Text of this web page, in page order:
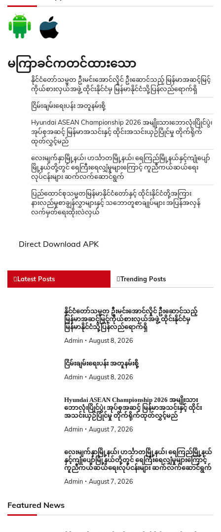
မကြာခင်ကတင်ထားသော
နိုင်ငံတော်သမ္မတ ဦးမင်းအောင်လှိုင် ဦးဆောင်သည့် မြန်မာအဆင့်မြင့်
ကိုယ်စားလှယ်အဖွဲ့ ထိုင်းနိုင်ငံမှ မြန်မာနိုင်ငံသို့ပြန်လည်ရောက်ရှိ
ငြိမ်းချမ်းရေးပန်း အတူနမ်းစို့
Hyundai ASEAN Championship 2026 အမျိုးသားဘောလုံးပြိုင်ပွဲ၊
အုပ်စုအဆင့် မြန်မာအသင်းနှင့် ထိုင်းအသင်းယှဉ်ပြိုင်မှု တိုက်ရိုက်
ထုတ်လွှင့်မည်
လေးမျက်နှာမြို့နယ်၊ ဟင်္သာတမြို့နယ်၊ ရေကြည်မြို့နယ်နှင့်ကျုံပျော်
မြို့နယ်တို့တွင် ရေကြီးရေလျှံမှုများကြောင့် ကူညီကယ်ဆယ်ရေး
လုပ်ငန်းများ ဆက်လက်ဆောင်ရွက်
ပြည်ထောင်စုသမ္မတမြန်မာနိုင်ငံတော်နှင့် ထိုင်းနိုင်ငံတို့အကြား
နားလည်မှုစာချွန်လွှာများနှင့် သဘောတူစာချုပ်များ အပြန်အလှန်
လက်မှတ်ရေးထိုးလဲလှယ်
Direct Download APK
Latest Posts Trending Posts
နိုင်ငံတော်သမ္မတ ဦးမင်းအောင်လှိုင် ဦးဆောင်သည့်
မြန်မာအဆင့်မြင့်ကိုယ်စားလှယ်အဖွဲ့ ထိုင်းနိုင်ငံမှ
မြန်မာနိုင်ငံသို့ပြန်လည်ရောက်ရှိ
Admin August 8, 2026
ငြိမ်းချမ်းရေးပန်း အတူနမ်းစို့
Admin August 8, 2026
Hyundai ASEAN Championship 2026 အမျိုးသား
ဘောလုံးပြိုင်ပွဲ၊ အုပ်စုအဆင့် မြန်မာအသင်းနှင့် ထိုင်း
အသင်းယှဉ်ပြိုင်မှု တိုက်ရိုက်ထုတ်လွှင့်မည်
Admin August 7, 2026
လေးမျက်နှာမြို့နယ်၊ ဟင်္သာတမြို့နယ်၊ ရေကြည်မြို့နယ်
နှင့်ကျုံပျော်မြို့နယ်တို့တွင် ရေကြီးရေလျှံမှုများကြောင့်
ကူညီကယ်ဆယ်ရေးလုပ်ငန်းများ ဆက်လက်ဆောင်ရွက်
Admin August 7, 2026
Featured News